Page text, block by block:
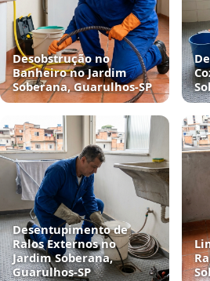
Desobstrução no
Banheiro no Jardim
Soberana, Guarulhos‑SP
Desentupimento de
Ralos Externos no
Jardim Soberana,
Guarulhos‑SP